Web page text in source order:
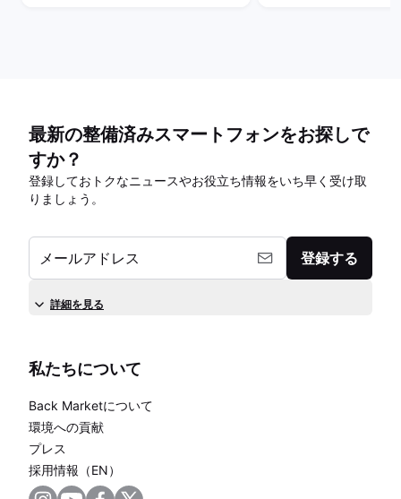
最新の整備済みスマートフォンをお探しで
すか？
登録しておトクなニュースやお役立ち情報をいち早く受け取
りましょう。
メールアドレス 登録する
詳細を見る
私たちについて
Back Marketについて
環境への貢献
プレス
採用情報（EN）